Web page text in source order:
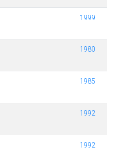
1999
1980
1985
1992
1992